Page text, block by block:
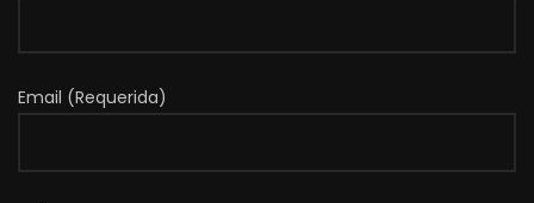
Email (Requerida)